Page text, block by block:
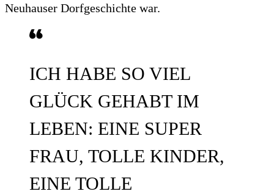
Neuhauser Dorfgeschichte war.
ICH HABE SO VIEL
GLÜCK GEHABT IM
LEBEN: EINE SUPER
FRAU, TOLLE KINDER,
EINE TOLLE